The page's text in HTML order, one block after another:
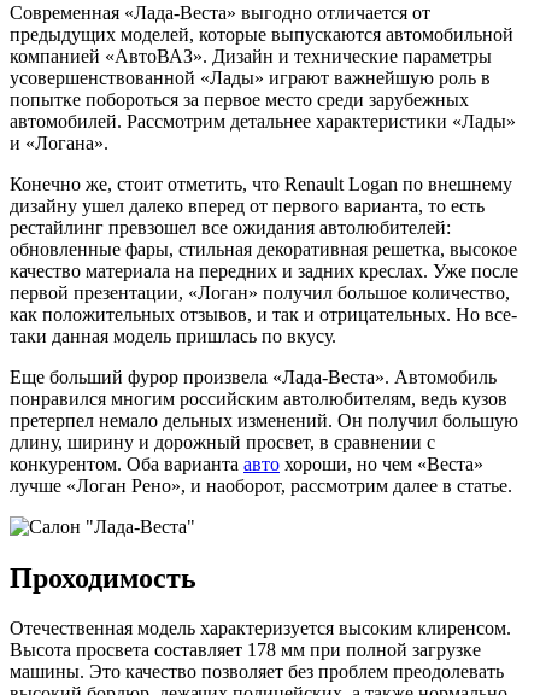
Современная «Лада-Веста» выгодно отличается от
предыдущих моделей, которые выпускаются автомобильной
компанией «АвтоВАЗ». Дизайн и технические параметры
усовершенствованной «Лады» играют важнейшую роль в
попытке побороться за первое место среди зарубежных
автомобилей. Рассмотрим детальнее характеристики «Лады»
и «Логана».
Конечно же, стоит отметить, что Renault Logan по внешнему
дизайну ушел далеко вперед от первого варианта, то есть
рестайлинг превзошел все ожидания автолюбителей:
обновленные фары, стильная декоративная решетка, высокое
качество материала на передних и задних креслах. Уже после
первой презентации, «Логан» получил большое количество,
как положительных отзывов, и так и отрицательных. Но все-
таки данная модель пришлась по вкусу.
Еще больший фурор произвела «Лада-Веста». Автомобиль
понравился многим российским автолюбителям, ведь кузов
претерпел немало дельных изменений. Он получил большую
длину, ширину и дорожный просвет, в сравнении с
конкурентом. Оба варианта авто хороши, но чем «Веста»
лучше «Логан Рено», и наоборот, рассмотрим далее в статье.
Проходимость
Отечественная модель характеризуется высоким клиренсом.
Высота просвета составляет 178 мм при полной загрузке
машины. Это качество позволяет без проблем преодолевать